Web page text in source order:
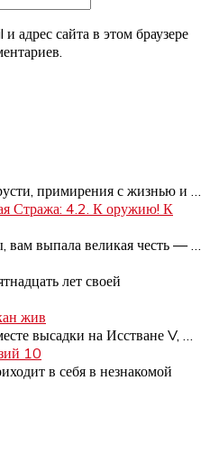
адрес сайта в этом браузере
примирения с жизнью и
Стража: 4.2. К оружию! К
вам выпала великая честь —
лет своей
жив
высадки на Исстване V,
10
в себя в незнакомой